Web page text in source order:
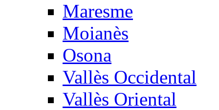
Maresme
Moianès
Osona
Vallès Occidental
Vallès Oriental